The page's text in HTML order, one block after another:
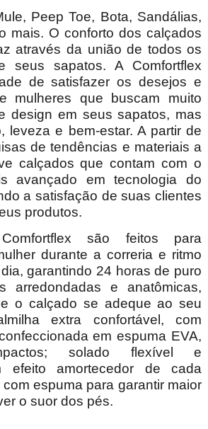
Peep Toe, Bota, Sandálias,
mais. O conforto dos calçados
através da união de todos os
seus sapatos. A Comfortflex
de satisfazer os desejos e
mulheres que buscam muito
design em seus sapatos, mas
leveza e bem-estar. A partir de
de tendências e materiais a
calçados que contam com o
avançado em tecnologia do
a satisfação de suas clientes
produtos.
são feitos para
durante a correria e ritmo
garantindo 24 horas de puro
arredondadas e anatômicas,
o calçado se adeque ao seu
extra confortável, com
em espuma EVA,
solado flexível e
efeito amortecedor de cada
espuma para garantir maior
o suor dos pés.